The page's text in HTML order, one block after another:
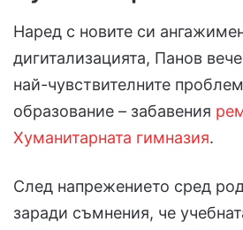
Наред с новите си
дигитализацията, Панов
най-чувствителните
образование – забавения
Хуманитарната гимназия.
След напрежението сред
заради съмнения, че